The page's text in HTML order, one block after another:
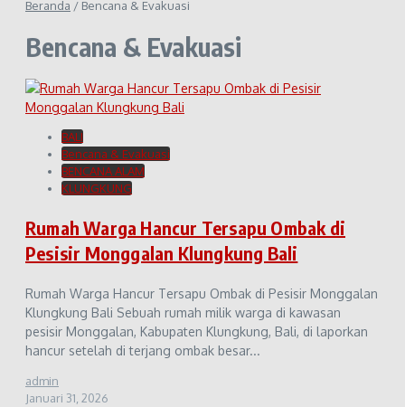
Beranda / Bencana & Evakuasi
Bencana & Evakuasi
BALI
Bencana & Evakuasi
BENCANA ALAM
KLUNGKUNG
Rumah Warga Hancur Tersapu Ombak di
Pesisir Monggalan Klungkung Bali
Rumah Warga Hancur Tersapu Ombak di Pesisir Monggalan
Klungkung Bali Sebuah rumah milik warga di kawasan
pesisir Monggalan, Kabupaten Klungkung, Bali, di laporkan
hancur setelah di terjang ombak besar...
admin
Januari 31, 2026